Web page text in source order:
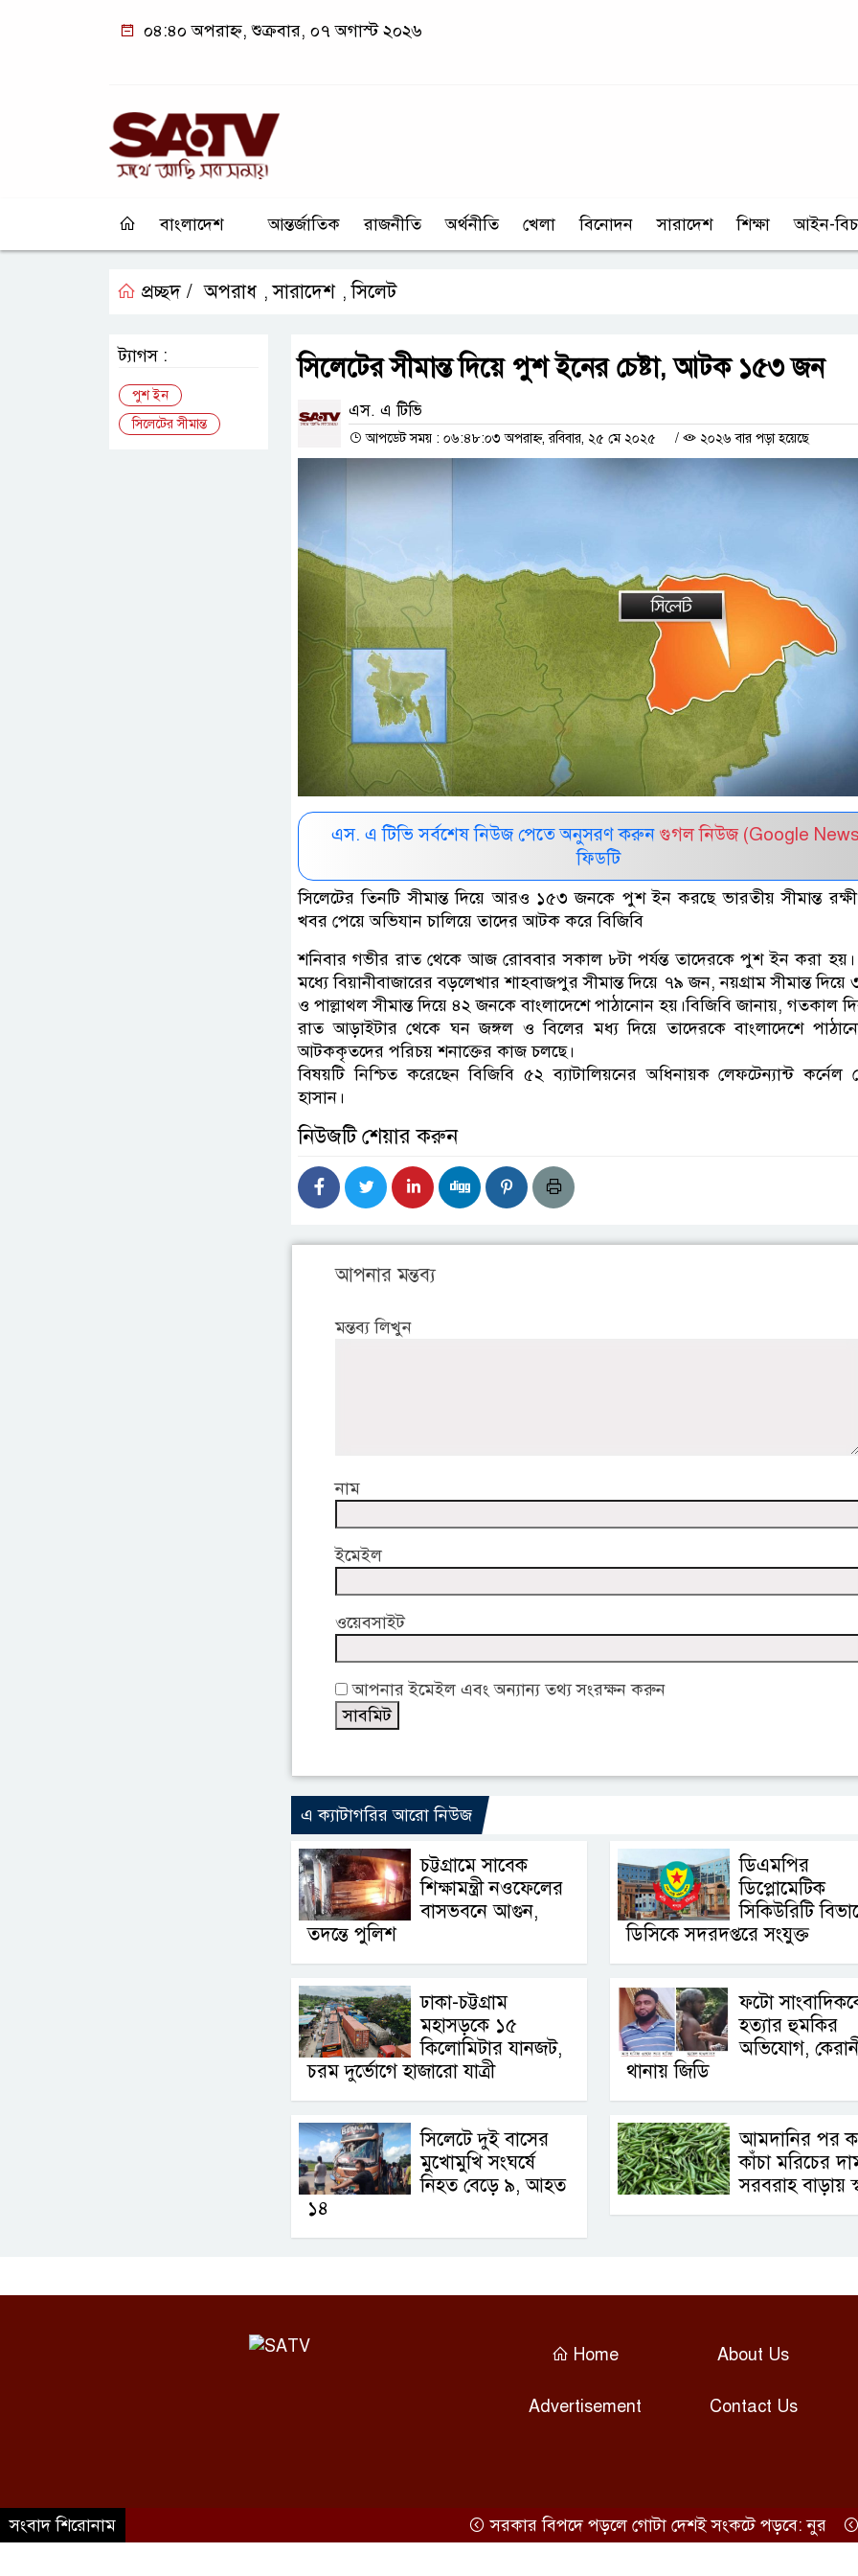
০৪:৪০ অপরাহ্ন, শুক্রবার, ০৭ অগাস্ট ২০২৬
বাংলাদেশ আন্তর্জাতিক রাজনীতি অর্থনীতি খেলা বিনোদন সারাদেশ শিক্ষা আইন-
প্রচ্ছদ / অপরাধ ,সারাদেশ ,সিলেট
সিলেটের সীমান্ত দিয়ে পুশ ইনের চেষ্টা, আটক ১৫৩ জন
এস. এ টিভি
আপডেট সময় : ০৬:৪৮:০৩ অপরাহ্ন, রবিবার, ২৫ মে ২০২৫ / ২০২৬ বার পড়া হয়েছে
এস. এ টিভি সর্বশেষ নিউজ পেতে অনুসরণ করুন গুগল নিউজ (Google
ফিডটি
সিলেটের তিনটি সীমান্ত দিয়ে আরও ১৫৩ জনকে পুশ ইন করছে ভারতীয় সীমান্ত
খবর পেয়ে অভিযান চালিয়ে তাদের আটক করে বিজিবি
শনিবার গভীর রাত থেকে আজ রোববার সকাল ৮টা পর্যন্ত তাদেরকে পুশ ইন করা
মধ্যে বিয়ানীবাজারের বড়লেখার শাহবাজপুর সীমান্ত দিয়ে ৭৯ জন, নয়গ্রাম সীমান্ত
ও পাল্লাথল সীমান্ত দিয়ে ৪২ জনকে বাংলাদেশে পাঠানোন হয়।বিজিবি জানায়, গতকাল
রাত আড়াইটার থেকে ঘন জঙ্গল ও বিলের মধ্য দিয়ে তাদেরকে বাংলাদেশে
আটককৃতদের পরিচয় শনাক্তের কাজ চলছে।
বিষয়টি নিশ্চিত করেছেন বিজিবি ৫২ ব্যাটালিয়নের অধিনায়ক লেফটেন্যান্ট কর্নেল
হাসান।
নিউজটি শেয়ার করুন
আপনার মন্তব্য
মন্তব্য লিখুন
নাম
ইমেইল
ওয়েবসাইট
আপনার ইমেইল এবং অন্যান্য তথ্য সংরক্ষন করুন
এ ক্যাটাগরির আরো নিউজ
চট্টগ্রামে সাবেক
শিক্ষামন্ত্রী নওফেলের
বাসভবনে আগুন,
তদন্তে পুলিশ
ডিএমপির
ডিপ্লোমেটিক
সিকিউরিটি
ডিসিকে সদরদপ্তরে সংযুক্ত
ঢাকা-চট্টগ্রাম
মহাসড়কে ১৫
কিলোমিটার যানজট,
চরম দুর্ভোগে হাজারো যাত্রী
ফটো
হত্যার হুমকির
অভিযোগ,
থানায় জিডি
সিলেটে দুই বাসের
মুখোমুখি সংঘর্ষে
নিহত বেড়ে ৯, আহত
১৪
আমদানির পর
কাঁচা মরিচের
সরবরাহ বাড়ায়
ট্যাগস :
পুশ ইন
সিলেটের সীমান্ত
Home About Us
Advertisement Contact Us
©SATV 2026 All rights reserved
সংবাদ শিরোনাম সরকার বিপদে পড়লে গোটা দেশই সংকটে পড়বে: নুর